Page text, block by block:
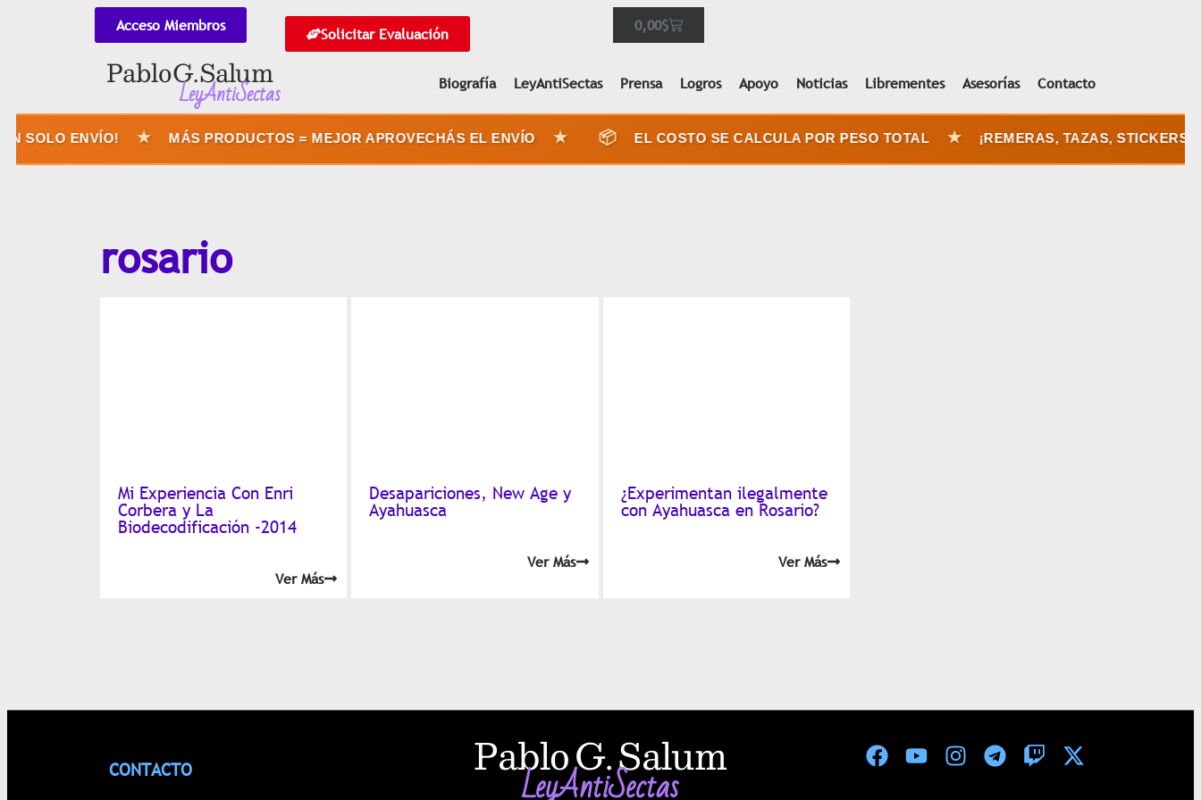
Acceso Miembros Solicitar Evaluación 0,00$
Pablo G. Salum
LeyAntiSectas Biografía LeyAntiSectas Prensa Logros Apoyo Noticias Librementes Asesorías Contacto
SOLO ENVÍO! MÁS PRODUCTOS = MEJOR APROVECHÁS EL ENVÍO 📦 EL COSTO SE CALCULA POR PESO TOTAL ¡REMERAS, TAZAS, STICKERS Y
rosario
Mi Experiencia Con Enri
Corbera y La
Biodecodificación -2014
Ver Más
Desapariciones, New Age y
Ayahuasca
Ver Más
¿Experimentan ilegalmente
con Ayahuasca en Rosario?
Ver Más
CONTACTO Pablo G. Salum
LeyAntiSectas